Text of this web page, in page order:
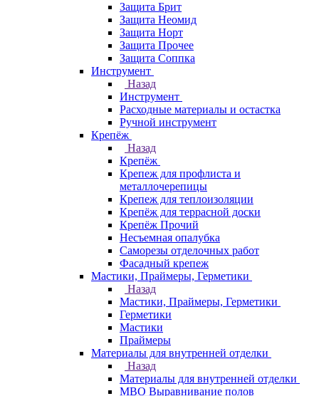
Защита Брит
Защита Неомид
Защита Норт
Защита Прочее
Защита Соппка
Инструмент
Назад
Инструмент
Расходные материалы и остастка
Ручной инструмент
Крепёж
Назад
Крепёж
Крепеж для профлиста и
металлочерепицы
Крепеж для теплоизоляции
Крепёж для террасной доски
Крепёж Прочий
Несъемная опалубка
Саморезы отделочных работ
Фасадный крепеж
Мастики, Праймеры, Герметики
Назад
Мастики, Праймеры, Герметики
Герметики
Мастики
Праймеры
Материалы для внутренней отделки
Назад
Материалы для внутренней отделки
МВО Выравнивание полов